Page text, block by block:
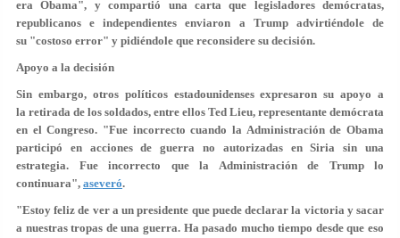
era Obama", y compartió una carta que legisladores demócratas,
republicanos e independientes enviaron a Trump advirtiéndole de
su "costoso error" y pidiéndole que reconsidere su decisión.
Apoyo a la decisión
Sin embargo, otros políticos estadounidenses expresaron su apoyo a
la retirada de los soldados, entre ellos Ted Lieu, representante demócrata
en el Congreso. "Fue incorrecto cuando la Administración de Obama
participó en acciones de guerra no autorizadas en Siria sin una
estrategia. Fue incorrecto que la Administración de Trump lo
continuara", aseveró.
"Estoyfeliz de ver a un presidente que puededeclarar la victoria y sacar
a nuestras tropas de una guerra. Ha pasado mucho tiempo desde que eso